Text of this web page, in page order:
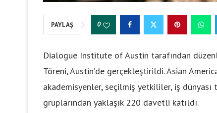
PAYLAŞ 0
Dialogue Institute of Austin tarafından
Töreni, Austin’de gerçekleştirildi. Asian
akademisyenler, seçilmiş yetkililer, iş
gruplarından yaklaşık 220 davetli katıldı.